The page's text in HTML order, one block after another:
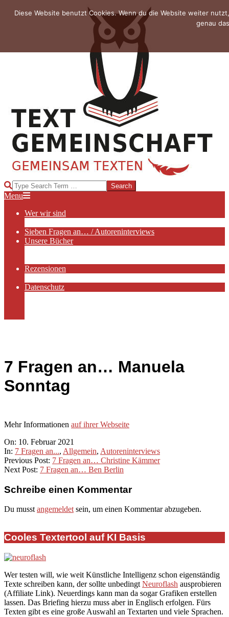
TEXTGEMEINSCHAFT
Search
Primary
Menu
Menu
Wer wir sind
Sieben Fragen an… / Autoreninterviews
Unsere Bücher
Rezensionen
Datenschutz
7 Fragen an… Manuela
Sonntag
Mehr Informationen auf ihrer Webseite
2021-
02-
10
On: 10. Februar 2021
In: 7 Fragen an..., Allgemein, Autoreninterviews
Previous Post: 7 Fragen an… Christine Kämmer
Next Post: 7 Fragen an… Ben Berlin
Schreibe einen Kommentar
Du musst angemeldet sein, um einen Kommentar abzugeben.
Cooles Textertool auf KI Basis
Wer testen will, wie weit Künstliche Intelligenz schon eigenständig
Texte schreiben kann, der sollte unbedingt Neuroflash ausprobieren
(Affiliate Link). Neuerdings kann man da sogar Grafiken erstellen
lassen. Das Briefing hierzu muss aber in Englisch erfolgen. Fürs
Texten gibt es eine große Auswahl an Textarten und viele Sprachen.
Diese Website benutzt Cookies. Wenn du die Website weiter
genau